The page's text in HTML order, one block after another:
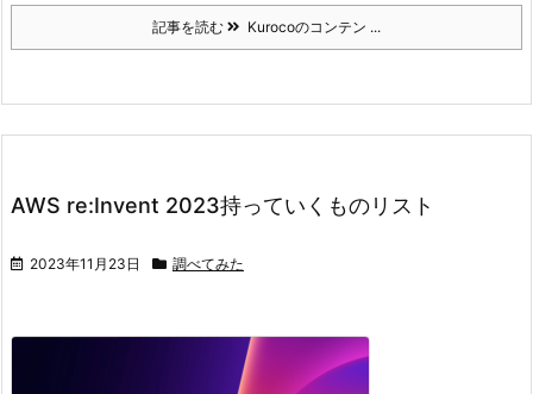
記事を読む Kurocoのコンテン ...
AWS re:Invent 2023持っていくものリスト
2023年11月23日 調べてみた